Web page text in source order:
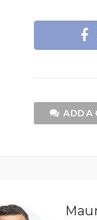
ADD A